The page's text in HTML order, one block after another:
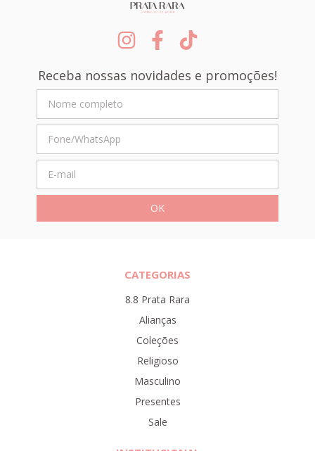
Receba nossas novidades e promoções!
CATEGORIAS
8.8 Prata Rara
Alianças
Coleções
Religioso
Masculino
Presentes
Sale